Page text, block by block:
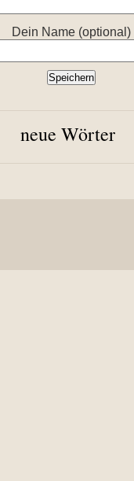
Dein Name (optional)
neue Wörter